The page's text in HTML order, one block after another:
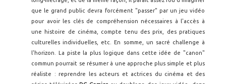
que le grand public devra forcément "passer" par un jeu vidéo
pour avoir les clés de compréhension nécessaires à l'accès à
une histoire de cinéma, compte tenu des prix, des pratiques
culturelles individuelles, etc. En somme, un sacré challenge à
l'horizon. La piste la plus logique dans cette idée de "canon"
commun pourrait se résumer à une approche plus simple et plus
réaliste : reprendre les acteurs et actrices du cinéma et des